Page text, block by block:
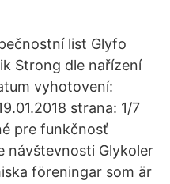
list Glyfo
Strong dle nařízení
vyhotovení:
strana: 1/7
pre funkčnosť
návštevnosti Glykoler
föreningar som är